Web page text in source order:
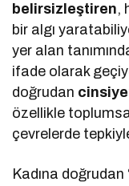
belirsizleştiren,
bir algı
yer alan
ifade olarak
doğrudan
özellikle
çevrelerde
Kadına doğrudan